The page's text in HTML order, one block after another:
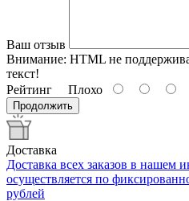
Ваш отзыв
Внимание: HTML не
текст!
Рейтинг Плохо
Продолжить
Доставка
Доставка всех заказов в нашем
осуществляется по
рублей